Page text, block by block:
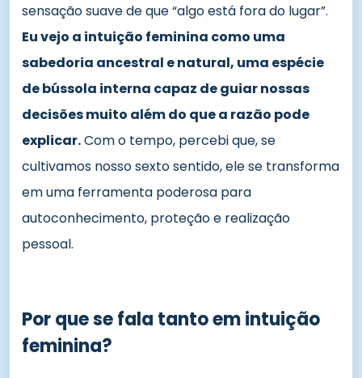
sensação suave de que “algo está fora do lugar”.
Eu vejo a intuição feminina como uma
sabedoria ancestral e natural, uma espécie
de bússola interna capaz de guiar nossas
decisões muito além do que a razão pode
explicar.Com o tempo, percebi que, se
cultivamos nosso sexto sentido, ele se transforma
em uma ferramenta poderosa para
autoconhecimento, proteção e realização
pessoal.
Por que se fala tanto em intuição
feminina?